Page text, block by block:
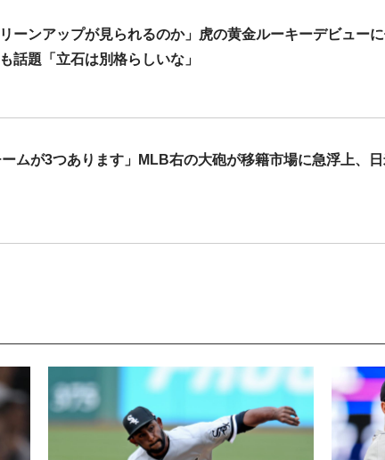
ーンアップが見られるのか」虎の黄金ルーキーデビュー
話題「立石は別格らしいな」
ームが3つあります」MLB右の大砲が移籍市場に急浮上、